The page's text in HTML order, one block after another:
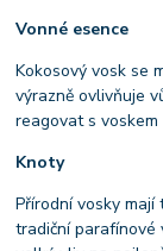
Vonné esence
Kokosový vosk se
výrazně ovlivňuje
reagovat s
Knoty
Přírodní vosky
tradiční parafínové